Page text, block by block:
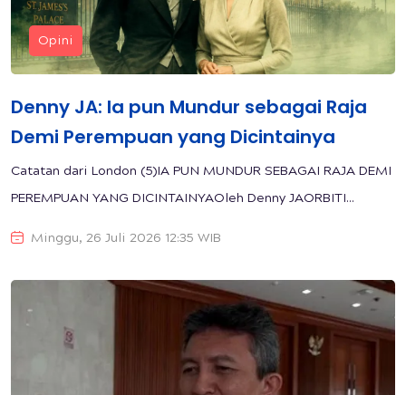
Opini
Denny JA: Ia pun Mundur sebagai Raja
Demi Perempuan yang Dicintainya
Catatan dari London (5)IA PUN MUNDUR SEBAGAI RAJA DEMI
PEREMPUAN YANG DICINTAINYAOleh Denny JAORBITI...
Minggu, 26 Juli 2026 12:35 WIB